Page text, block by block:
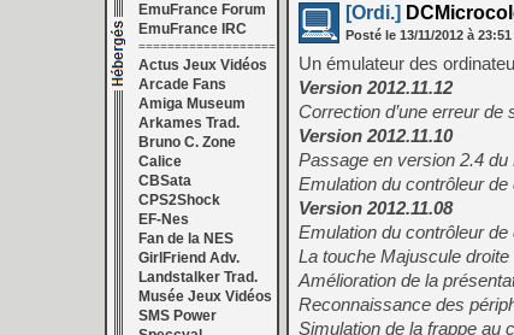
EmuFrance Forum
EmuFrance IRC
===================
Actus Jeux Vidéos
Arcade Fans
Amiga Museum
Arkames Trad.
Bruno C. Zone
Calice
CBSata
CPS2Shock
EF-Nes
Fan de la NES
GirlFriend Adv.
Landstalker Trad.
Musée Jeux Vidéos
SMS Power
[Ordi.]
Posté le 13/11/2012 à 23:51
Un émulateur des
Version 2012.11.12
Correction d’une erreur
Version 2012.11.10
Passage en version 2.4 du
Emulation du contrôleur
Version 2012.11.08
Emulation du contrôleur de
La touche Majuscule
Amélioration de la
Reconnaissance des
Simulation de la frappe au